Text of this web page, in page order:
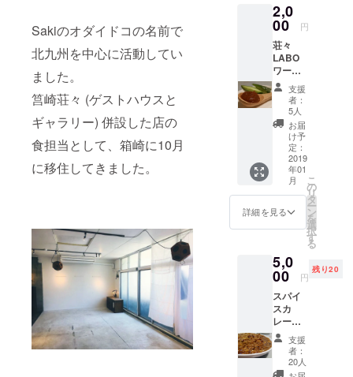
Sakiのオダイドコの名前で
北九州を中心に活動してい
ました。
筥崎荘々 (ゲストハウスと
ギャラリー) 併設した店の
食担当として、箱崎に10月
に移住してきました。
菜)
2,0
00 円
荘々
LABO
ワーク
ショッ
プ 万能
調味料
玉味噌
のお料
理作り
ワーク
ショッ
プ (開催
日は、
要相談
させて
いただ
す。)
支援
者：
5人
お届
け予
定：
2019
年01
月
詳細を見る
こ
の
リ
タ
ー
ン
を
選
択
す
る
5,0
00 円
残り20
スパイ
スカ
レー弁
当回数
券 10枚
綴り (約
3個分お
支援
者：
20人